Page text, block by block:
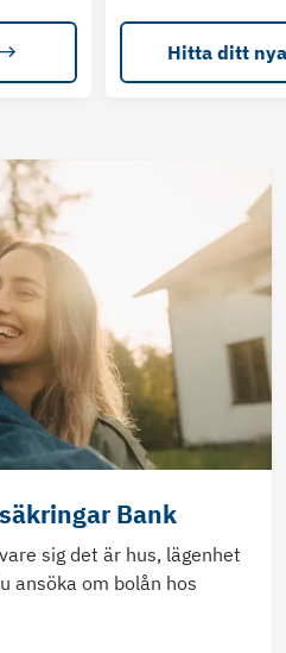
Hitta ditt
Bank
sig det är hus, lägenhet
ansöka om bolån hos